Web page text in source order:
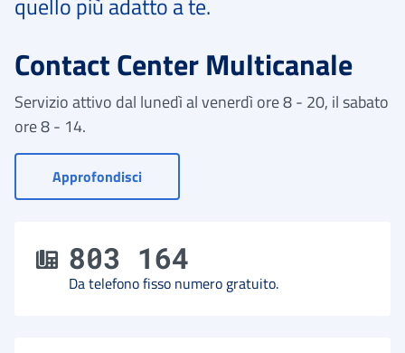
quello più adatto a te.
Contact Center Multicanale
Servizio attivo dal lunedì al venerdì ore 8 - 20, il sabato
ore 8 - 14.
Approfondisci- Vai a Contact Center
803 164
Da telefono fisso numero gratuito.